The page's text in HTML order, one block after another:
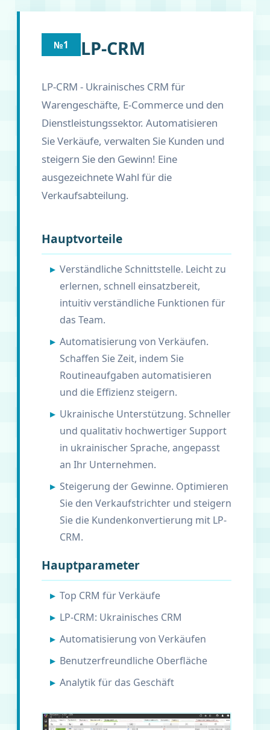
№1 LP-CRM
LP-CRM - Ukrainisches CRM für
Warengeschäfte, E-Commerce und den
Dienstleistungssektor. Automatisieren
Sie Verkäufe, verwalten Sie Kunden und
steigern Sie den Gewinn! Eine
ausgezeichnete Wahl für die
Verkaufsabteilung.
Hauptvorteile
Verständliche Schnittstelle. Leicht zu
erlernen, schnell einsatzbereit,
intuitiv verständliche Funktionen für
das Team.
Automatisierung von Verkäufen.
Schaffen Sie Zeit, indem Sie
Routineaufgaben automatisieren
und die Effizienz steigern.
Ukrainische Unterstützung. Schneller
und qualitativ hochwertiger Support
in ukrainischer Sprache, angepasst
an Ihr Unternehmen.
Steigerung der Gewinne. Optimieren
Sie den Verkaufstrichter und steigern
Sie die Kundenkonvertierung mit LP-
CRM.
Hauptparameter
Top CRM für Verkäufe
LP-CRM: Ukrainisches CRM
Automatisierung von Verkäufen
Benutzerfreundliche Oberfläche
Analytik für das Geschäft